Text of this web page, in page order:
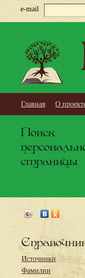
e-mail
Главная О
Поиск
страницы
Источники
Фамилии